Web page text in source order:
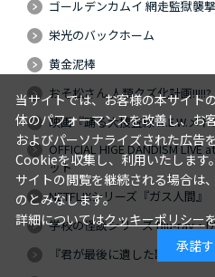
ゴールデンカムイ 網走監獄襲
栄光のバックホーム
黄金泥棒
おそ松さん 人類クズ化計画!!!!!?
映画『踊る大捜査線 N.E.W.メ
OFFICIAL HIGE DANDISM
ット
NETFLIXシリーズ『ガス人間』
学校の怪談シリーズ Blu-ray・
『君が最後に遺した歌』Blu-
当サイトでは、お客様の本サイト
体のパフォーマンスを改善し、お
およびパーソナライズされた広告
Cookieを収集し、利用いたします
サイトの閲覧を継続される場合は
のとみなします。
詳細についてはクッキーポリシー
承諾